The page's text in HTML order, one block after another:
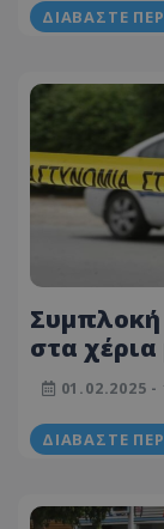
ΔΙΑΒΆΣΤΕ
Συμπλοκή
στα χέρια
01.02.2025 -
ΔΙΑΒΆΣΤΕ